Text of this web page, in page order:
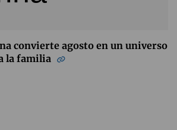
convierte agosto en un universo
la familia